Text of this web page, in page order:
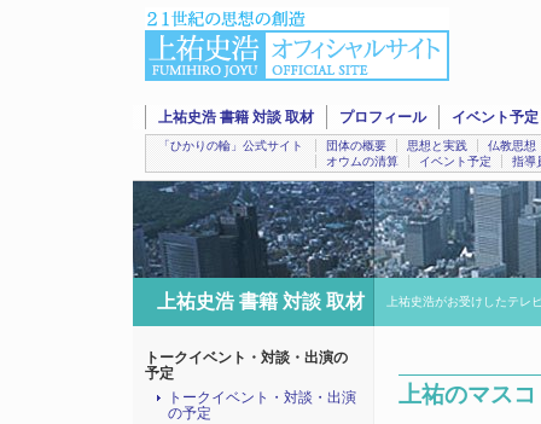
上祐史浩 書籍 対談 取材 プロフィール イベント予定
「ひかりの輪」公式サイト 団体の概要 思想と実践
仏教思想
オウムの清算
イベント予定 指導
上祐史浩 書籍 対談 取材 上祐史浩がお受けしたテレ
上祐のマス
トークイベント・対談・出演の
予定
トークイベント・対談・出演
の予定